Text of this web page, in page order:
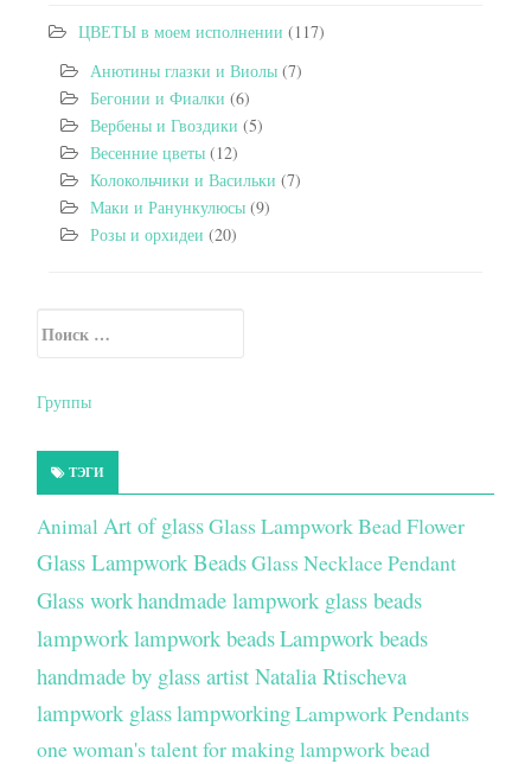
ЦВЕТЫ в моем исполнении (117)
Анютины глазки и Виолы (7)
Бегонии и Фиалки (6)
Вербены и Гвоздики (5)
Весенние цветы (12)
Колокольчики и Васильки (7)
Маки и Ранункулюсы (9)
Розы и орхидеи (20)
Secondary Sidebar
Группы
ТЭГИ
Animal Art of glassGlass Lampwork Bead Flower
Glass Lampwork BeadsGlass Necklace Pendant
Glass workhandmade lampwork glass beads
lampworklampwork beadsLampwork beads
handmade by glass artist Natalia Rtischeva
lampwork glasslampworkingLampwork Pendants
one woman's talent for making lampwork bead